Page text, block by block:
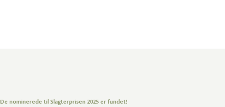
De nominerede til Slagterprisen 2025 er fundet!